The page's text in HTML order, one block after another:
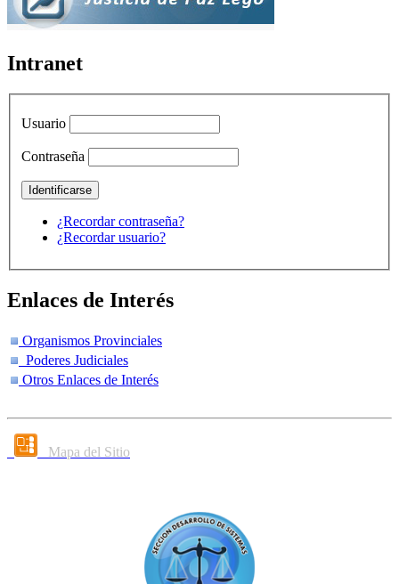
Intranet
Usuario
Contraseña
¿Recordar contraseña?
¿Recordar usuario?
Enlaces de Interés
Organismos Provinciales
Poderes Judiciales
Otros Enlaces de Interés
Mapa del Sitio